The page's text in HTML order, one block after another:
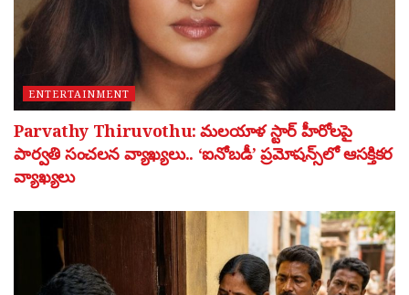
ENTERTAINMENT
Parvathy Thiruvothu: మలయాళ స్టార్ హీరోలపై
పార్వతి సంచలన వ్యాఖ్యలు.. ‘ఐనోబడీ’ ప్రమోషన్స్‌లో ఆసక్తికర
వ్యాఖ్యలు